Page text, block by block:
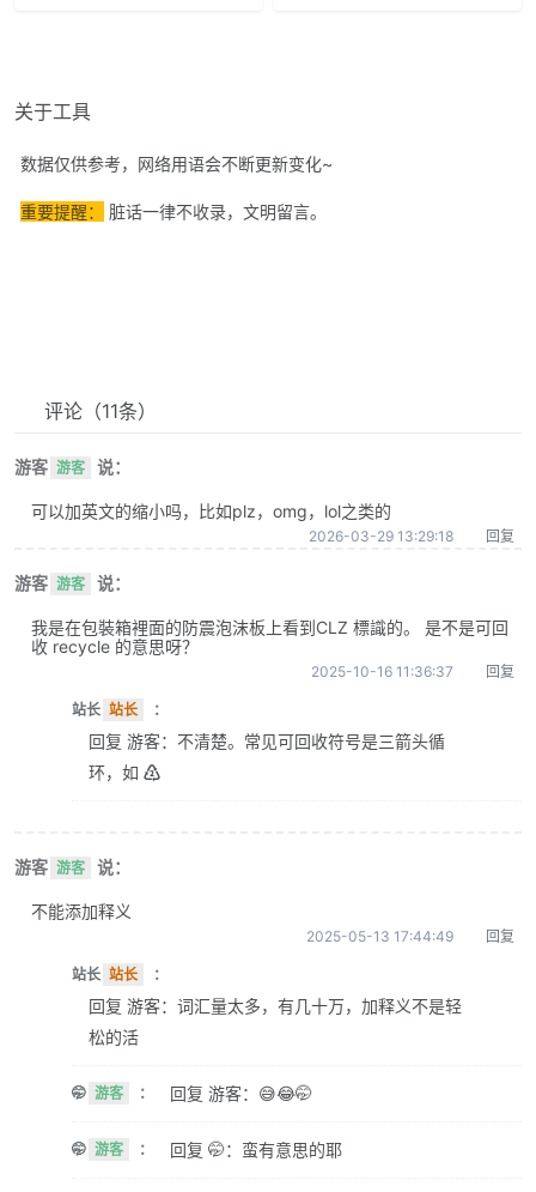
关于工具
数据仅供参考，网络用语会不断更新变化~
重要提醒： 脏话一律不收录，文明留言。
评论 （11条）
游客 游客 说：
可以加英文的缩小吗，比如plz，omg，lol之类的
2026-03-29 13:29:18 回复
游客 游客 说：
我是在包裝箱裡面的防震泡沫板上看到CLZ 標識的。 是不是可回
收 recycle 的意思呀？
2025-10-16 11:36:37 回复
站长 站长 ：
回复 游客：不清楚。常见可回收符号是三箭头循
环，如 ♴
游客 游客 说：
不能添加释义
2025-05-13 17:44:49 回复
站长 站长 ：
回复 游客：词汇量太多，有几十万，加释义不是轻
松的活
🤭 游客 ： 回复 游客：😅😂🤭
🤭 游客 ： 回复 🤭：蛮有意思的耶